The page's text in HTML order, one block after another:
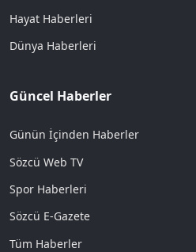
Hayat Haberleri
Dünya Haberleri
Güncel Haberler
Günün İçinden Haberler
Sözcü Web TV
Spor Haberleri
Sözcü E-Gazete
Tüm Haberler